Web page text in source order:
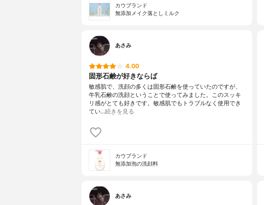
カウブランド
無添加メイク落としミルク
あさみ
4.00
固形石鹸が好きならば
敏感肌で、洗顔の多くは固形石鹸を使っていたのですが、
牛乳石鹸の洗顔ということで使ってみました。このスッキ
リ感がとても好きです。敏感肌でもトラブルなく使用でき
てい…続きを見る
カウブランド
無添加泡の洗顔料
あさみ